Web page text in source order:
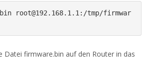
root@192.168.1.1:/tmp/firmwar
Datei firmware.bin auf den Router in das